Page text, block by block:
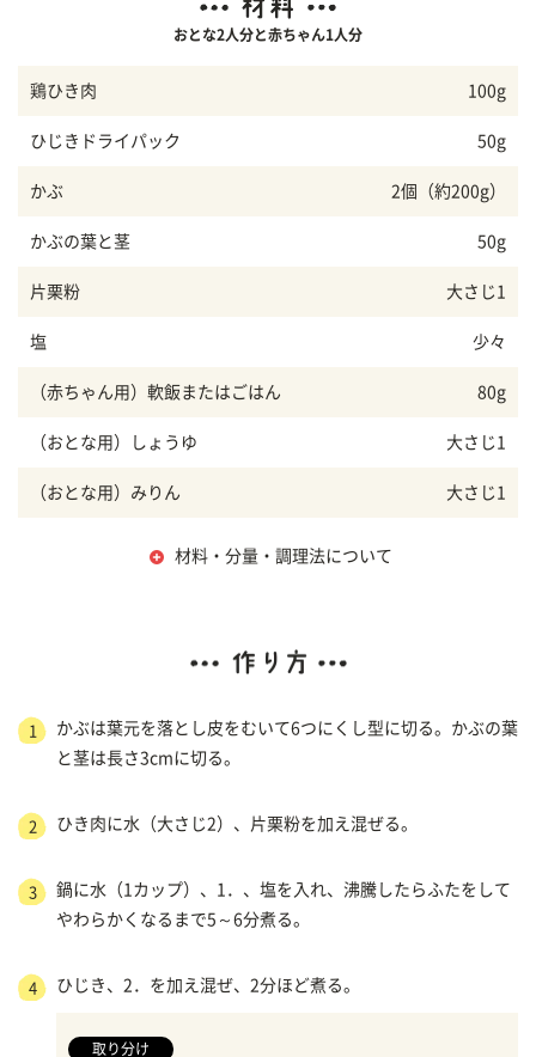
おとな2人分と赤ちゃん1人分
鶏ひき肉 100g
ひじきドライパック 50g
かぶ 2個（約200g）
かぶの葉と茎 50g
片栗粉 大さじ1
塩 少々
（赤ちゃん用）軟飯またはごはん 80g
（おとな用）しょうゆ 大さじ1
（おとな用）みりん 大さじ1
材料・分量・調理法について
1
かぶは葉元を落とし皮をむいて6つにくし型に切る。かぶの葉
と茎は長さ3cmに切る。
2 ひき肉に水（大さじ2）、片栗粉を加え混ぜる。
3
鍋に水（1カップ）、1．、塩を入れ、沸騰したらふたをして
やわらかくなるまで5～6分煮る。
4 ひじき、2．を加え混ぜ、2分ほど煮る。
取り分け